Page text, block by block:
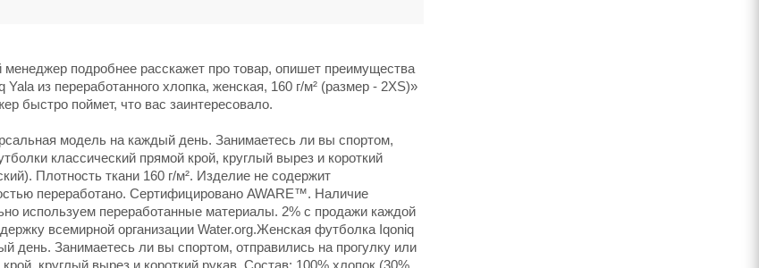
подробнее расскажет про товар, опишет преимущества
из переработанного хлопка, женская, 160 г/м² (размер - 2XS)»
быстро поймет, что вас заинтересовало.
модель на каждый день. Занимаетесь ли вы спортом,
классический прямой крой, круглый вырез и короткий
Плотность ткани 160 г/м². Изделие не содержит
переработано. Сертифицировано AWARE™. Наличие
используем переработанные материалы. 2% с продажи каждой
всемирной организации Water.org.Женская футболка Iqoniq
день. Занимаетесь ли вы спортом, отправились на прогулку или
круглый вырез и короткий рукав. Состав: 100% хлопок (30%